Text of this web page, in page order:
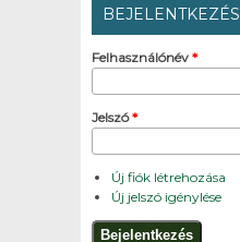
BEJELENTKEZÉS
Felhasználónév *
Jelszó*
Új fiók létrehozása
Új jelszó igénylése